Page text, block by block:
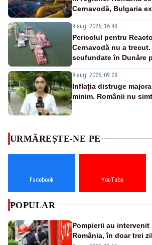
Cernavodă, Bulgaria
9 aug. 2026, 16:48
Pericolul pentru
Cernavodă nu a trecut.
scufundate în Dunăre
9 aug. 2026, 09:28
Inflația distruge
minim. Românii nu
URMĂREȘTE-NE PE
Facebook YouTube
POPULAR
Pompierii au intervenit
România, în doar trei